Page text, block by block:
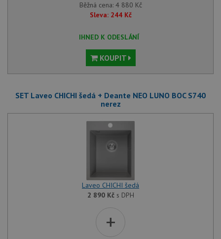
Běžná cena: 4 880 Kč
Sleva: 244 Kč
IHNED K ODESLÁNÍ
KOUPIT
SET Laveo CHICHI šedá + Deante NEO LUNO BOC S740
nerez
Laveo CHICHI šedá
2 890 Kčs DPH
+